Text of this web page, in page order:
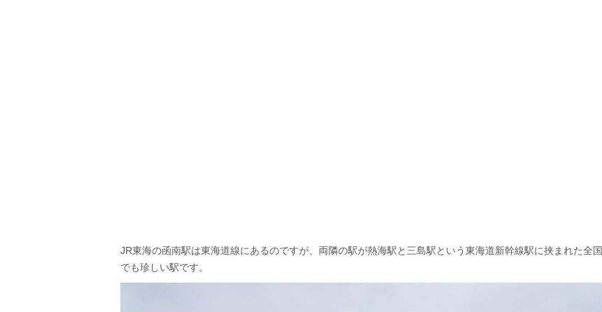
JR東海の函南駅は東海道線にあるのですが、両隣の駅が熱海駅と三島駅という東海道新幹線駅に挟まれた全国
でも珍しい駅です。